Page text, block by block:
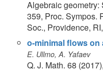
Algebraic
359, Proc. Sympos.
Soc., Providence,
o-minimal flows on
E. Ullmo, A. Yafaev
Q. J. Math. 68